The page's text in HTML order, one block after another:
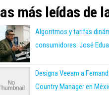
más leídas de
Algoritmos y tarifas
consumidores: José
Designa Veeam a
Country Manager en